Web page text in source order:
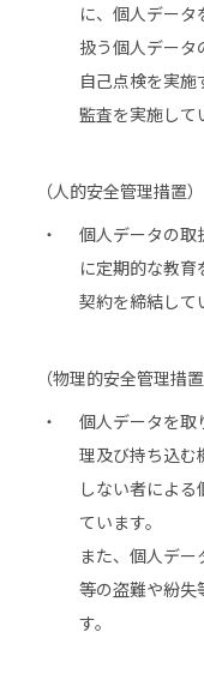
に、個人デー
扱う個人データ
自己点検を実
監査を実施して
（人的安全管理措置）
個人データの取
に定期的な教
契約を締結して
（物理的安全管理措置
個人データを取
理及び持ち込む
しない者によ
ています。
また、個人デ
等の盗難や紛失
す。